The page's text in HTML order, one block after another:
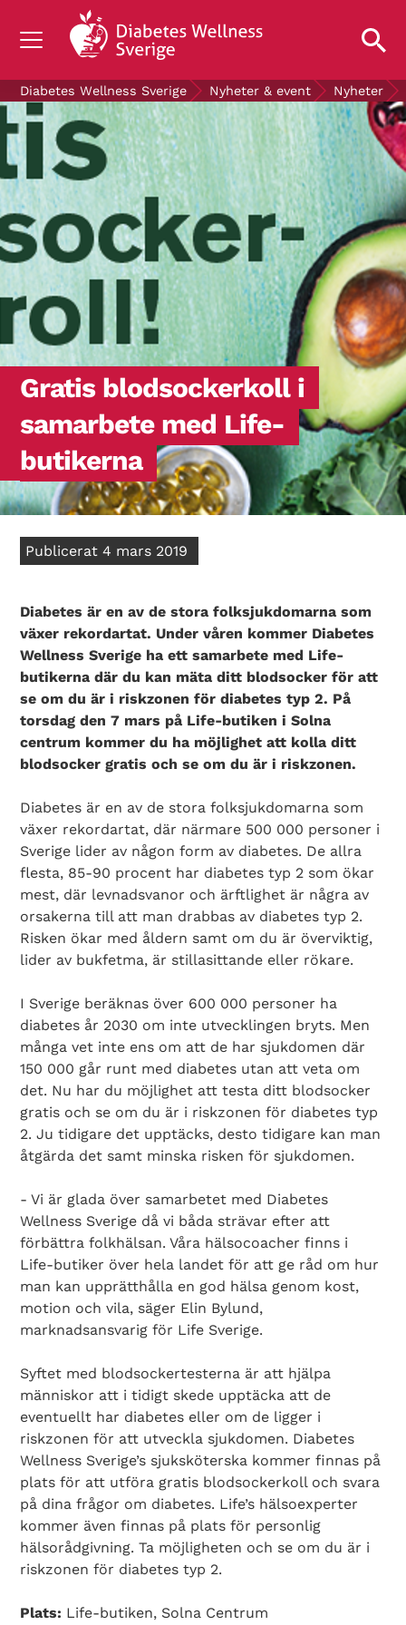
OM DIABETES
STÖD OSS
FORSKNING
NYHETER & EVENT
OM OSS
GRATIS DIABETESPRODUKTER
Blodsockerkollen
Diabetes Wellness Sverige Nyheter & event Nyheter
Gratis blodsockerkoll i
samarbete med Life-
butikerna
Publicerat 4 mars 2019
Diabetes är en av de stora folksjukdomarna som
växer rekordartat. Under våren kommer Diabetes
Wellness Sverige ha ett samarbete med Life-
butikerna där du kan mäta ditt blodsocker för att
se om du är i riskzonen för diabetes typ 2. På
torsdag den 7 mars på Life-butiken i Solna
centrum kommer du ha möjlighet att kolla ditt
blodsocker gratis och se om du är i riskzonen.
Diabetes är en av de stora folksjukdomarna som
växer rekordartat, där närmare 500 000 personer i
Sverige lider av någon form av diabetes. De allra
flesta, 85-90 procent har diabetes typ 2 som ökar
mest, där levnadsvanor och ärftlighet är några av
orsakerna till att man drabbas av diabetes typ 2.
Risken ökar med åldern samt om du är överviktig,
lider av bukfetma, är stillasittande eller rökare.
I Sverige beräknas över 600 000 personer ha
diabetes år 2030 om inte utvecklingen bryts. Men
många vet inte ens om att de har sjukdomen där
150 000 går runt med diabetes utan att veta om
det. Nu har du möjlighet att testa ditt blodsocker
gratis och se om du är i riskzonen för diabetes typ
2. Ju tidigare det upptäcks, desto tidigare kan man
åtgärda det samt minska risken för sjukdomen.
- Vi är glada över samarbetet med Diabetes
Wellness Sverige då vi båda strävar efter att
förbättra folkhälsan. Våra hälsocoacher finns i
Life-butiker över hela landet för att ge råd om hur
man kan upprätthålla en god hälsa genom kost,
motion och vila, säger Elin Bylund,
marknadsansvarig för Life Sverige.
Syftet med blodsockertesterna är att hjälpa
människor att i tidigt skede upptäcka att de
eventuellt har diabetes eller om de ligger i
riskzonen för att utveckla sjukdomen. Diabetes
Wellness Sverige’s sjuksköterska kommer finnas på
plats för att utföra gratis blodsockerkoll och svara
på dina frågor om diabetes. Life’s hälsoexperter
kommer även finnas på plats för personlig
hälsorådgivning. Ta möjligheten och se om du är i
riskzonen för diabetes typ 2.
Plats: Life-butiken, Solna Centrum